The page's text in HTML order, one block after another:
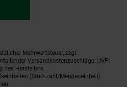
Mehrwertsteuer, zzgl.
Versandkostenzuschläge. UVP:
des Herstellers.
(Stückzahl/Mengeneinheit)